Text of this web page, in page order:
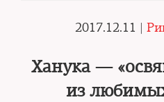
2017.12.11 |
Ханука —
из